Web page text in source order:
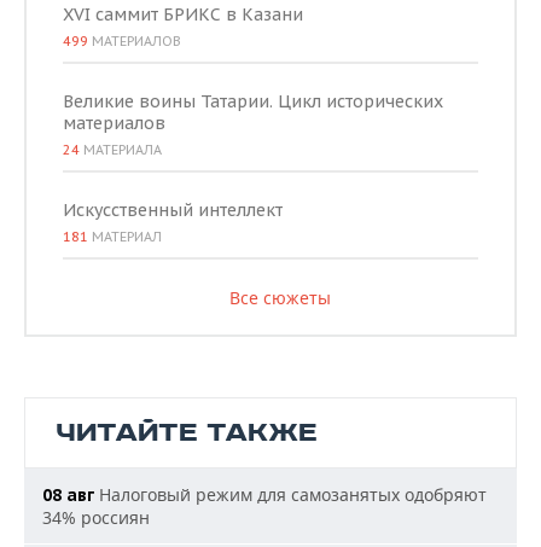
XVI саммит БРИКС в Казани
499 МАТЕРИАЛОВ
Великие воины Татарии. Цикл исторических
материалов
24 МАТЕРИАЛА
Искусственный интеллект
181 МАТЕРИАЛ
Все сюжеты
ЧИТАЙТЕ ТАКЖЕ
08 авг Налоговый режим для самозанятых одобряют
34% россиян